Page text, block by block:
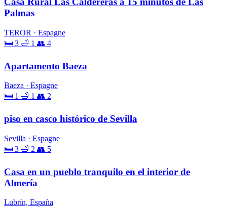
Palmas
TEROR · Espagne
🛏 3 🛁 1 👥 4
Apartamento Baeza
Baeza · Espagne
🛏 1 🛁 1 👥 2
piso en casco histórico de Sevilla
Sevilla · Espagne
🛏 3 🛁 2 👥 5
Casa en un pueblo tranquilo en el interior de
Almería
Lubrín, España